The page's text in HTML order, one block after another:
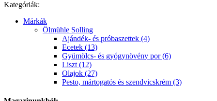
Kategóriák:
Márkák
Ölmühle Solling
Ajándék- és próbaszettek (4)
Ecetek (13)
Gyümölcs- és gyógynövény por (6)
Liszt (12)
Olajok (27)
Pesto, mártogatós és szendvicskrém (3)